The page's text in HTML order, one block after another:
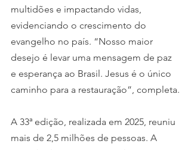
multidões e impactando vidas,
evidenciando o crescimento do
evangelho no país. “Nosso maior
desejo é levar uma mensagem de paz
e esperança ao Brasil. Jesus é o único
caminho para a restauração”, completa.
A 33ª edição, realizada em 2025, reuniu
mais de 2,5 milhões de pessoas. A